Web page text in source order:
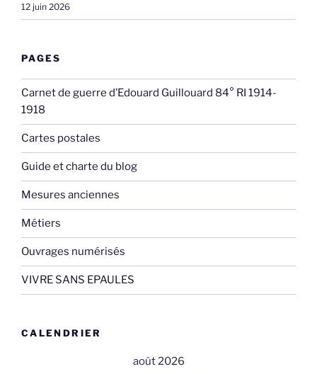
12 juin 2026
PAGES
Carnet de guerre d’Edouard Guillouard 84° RI 1914-
1918
Cartes postales
Guide et charte du blog
Mesures anciennes
Métiers
Ouvrages numérisés
VIVRE SANS EPAULES
CALENDRIER
août 2026